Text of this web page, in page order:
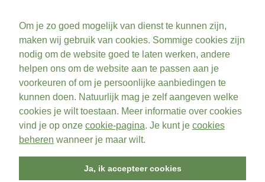
Om je zo goed mogelijk van dienst te kunnen zijn,
maken wij gebruik van cookies. Sommige cookies zijn
nodig om de website goed te laten werken, andere
helpen ons om de website aan te passen aan je
voorkeuren of om je persoonlijke aanbiedingen te
kunnen doen. Natuurlijk mag je zelf aangeven welke
cookies je wilt toestaan. Meer informatie over cookies
vind je op onze cookie-pagina. Je kunt je cookies
beheren wanneer je maar wilt.
Ja, ik accepteer cookies